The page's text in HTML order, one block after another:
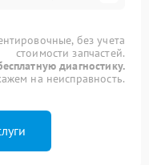
без учета
стоимости запчастей.
диагностику.
на неисправность.